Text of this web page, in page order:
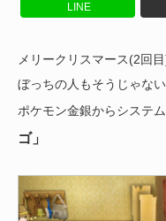
LINE
メリークリスマース(2回
ぼっちの人もそうじゃな
ポケモン金銀からシステ
ゴ」